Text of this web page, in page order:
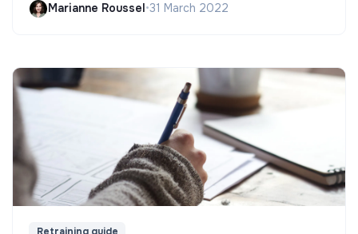
Marianne Roussel •31 March 2022